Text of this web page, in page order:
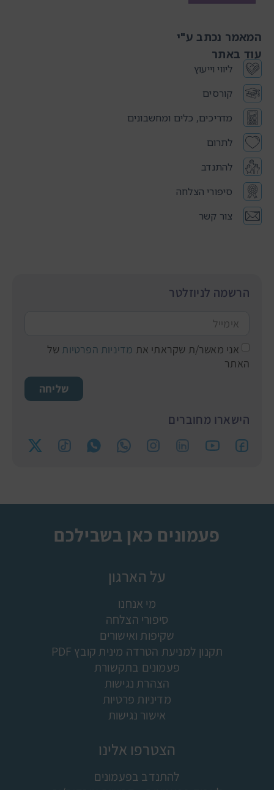
המאמר נכתב ע"י
עוד באתר
ליווי וייעוץ
קורסים
מדריכים, כלים ומחשבונים
לתרום
להתנדב
סיפורי הצלחה
צור קשר
הרשמה לניוזלטר
אני מאשר/ת שקראתי את מדיניות הפרטיות של
האתר
שליחה
הישארו מחוברים
פעמונים כאן בשבילכם
על הארגון
מי אנחנו
סיפורי הצלחה
שקיפות ואישורים
תקנון למניעת הטרדה מינית קובץ PDF
פעמונים בתקשורת
הצהרת נגישות
מדיניות פרטיות
אישור נגישות
הצטרפו אלינו
להתנדב בפעמונים